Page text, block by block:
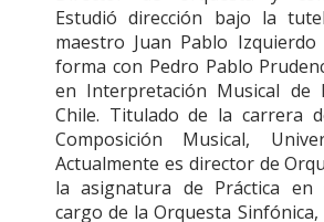
Estudió dirección bajo la
maestro Juan Pablo
forma con Pedro Pablo
en Interpretación Musical de
Chile. Titulado de la carrera
Composición Musical,
Actualmente es director de
la asignatura de Práctica en
cargo de la Orquesta